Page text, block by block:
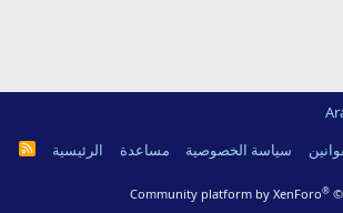
سياسة الخصوصية مساعدة الرئيسية
R
Community platform by XenForo® ©